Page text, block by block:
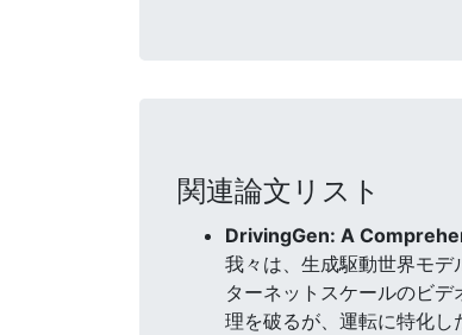
関連論文リスト
DrivingGen: A
我々は、生成駆動世界モ
ターネットスケールのビ
理を破るが、運転に特化し